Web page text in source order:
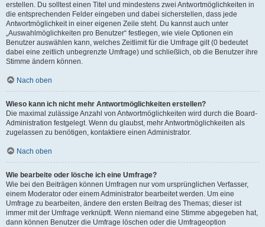
erstellen. Du solltest einen Titel und mindestens zwei Antwortmöglichkeiten in
die entsprechenden Felder eingeben und dabei sicherstellen, dass jede
Antwortmöglichkeit in einer eigenen Zeile steht. Du kannst auch unter
„Auswahlmöglichkeiten pro Benutzer“ festlegen, wie viele Optionen ein
Benutzer auswählen kann, welches Zeitlimit für die Umfrage gilt (0 bedeutet
dabei eine zeitlich unbegrenzte Umfrage) und schließlich, ob die Benutzer ihre
Stimme ändern können.
Nach oben
Wieso kann ich nicht mehr Antwortmöglichkeiten erstellen?
Die maximal zulässige Anzahl von Antwortmöglichkeiten wird durch die Board-
Administration festgelegt. Wenn du glaubst, mehr Antwortmöglichkeiten als
zugelassen zu benötigen, kontaktiere einen Administrator.
Nach oben
Wie bearbeite oder lösche ich eine Umfrage?
Wie bei den Beiträgen können Umfragen nur vom ursprünglichen Verfasser,
einem Moderator oder einem Administrator bearbeitet werden. Um eine
Umfrage zu bearbeiten, ändere den ersten Beitrag des Themas; dieser ist
immer mit der Umfrage verknüpft. Wenn niemand eine Stimme abgegeben hat,
dann können Benutzer die Umfrage löschen oder die Umfrageoption